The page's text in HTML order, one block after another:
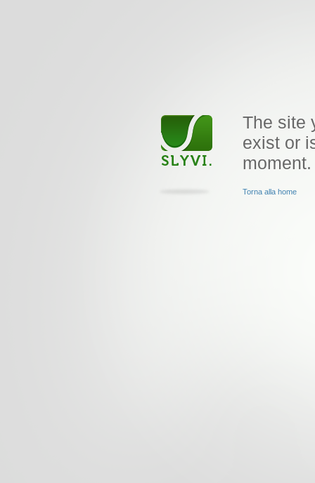
The site
exist or
moment.
Torna alla home